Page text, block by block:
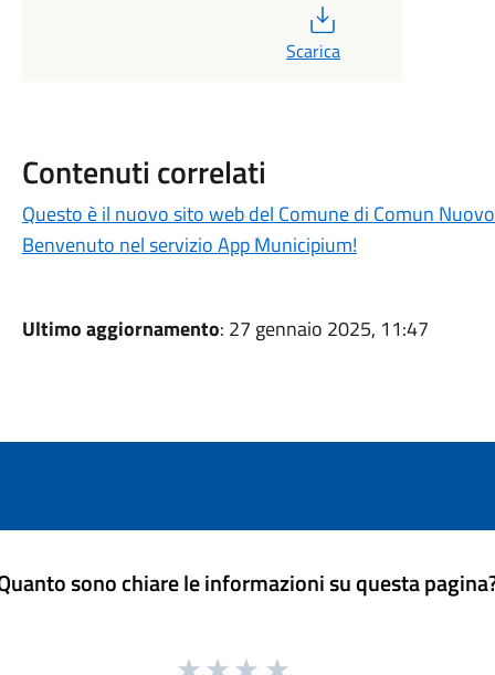
Scarica
Contenuti correlati
Questo è il nuovo sito web del Comune di Comun
Benvenuto nel servizio App Municipium!
Ultimo aggiornamento: 27 gennaio 2025, 11:47
sono chiare le informazioni su questa